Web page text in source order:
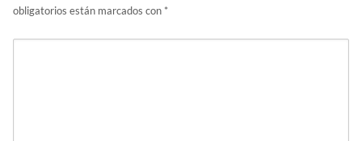
obligatorios están marcados con *